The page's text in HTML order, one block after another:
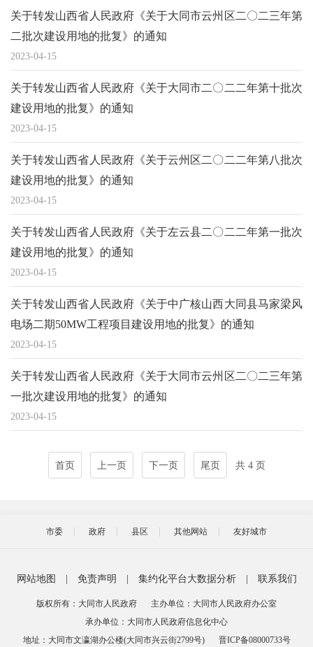
关于转发山西省人民政府《关于大同市云州区二〇二三年第
二批次建设用地的批复》的通知
2023-04-15
关于转发山西省人民政府《关于大同市二〇二二年第十批次
建设用地的批复》的通知
2023-04-15
关于转发山西省人民政府《关于云州区二〇二二年第八批次
建设用地的批复》的通知
2023-04-15
关于转发山西省人民政府《关于左云县二〇二二年第一批次
建设用地的批复》的通知
2023-04-15
关于转发山西省人民政府《关于中广核山西大同县马家梁风
电场二期50MW工程项目建设用地的批复》的通知
2023-04-15
关于转发山西省人民政府《关于大同市云州区二〇二三年第
一批次建设用地的批复》的通知
2023-04-15
首页 上一页 下一页 尾页 共 4 页
市委 政府 县区 其他网站 友好城市
网站地图 免责声明 集约化平台大数据分析 联系我们
版权所有：大同市人民政府
主办单位：大同市人民政府办公室
承办单位：大同市人民政府信息化中心
地址：大同市文瀛湖办公楼(大同市兴云街2799号)
晋ICP备08000733号